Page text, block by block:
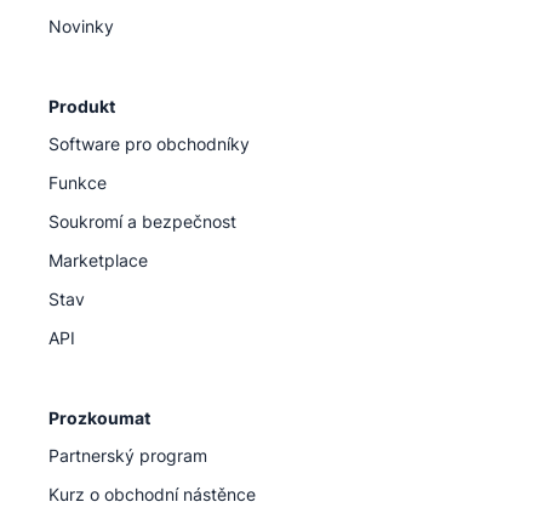
Novinky
Produkt
Software pro obchodníky
Funkce
Soukromí a bezpečnost
Marketplace
Stav
API
Prozkoumat
Partnerský program
Kurz o obchodní nástěnce